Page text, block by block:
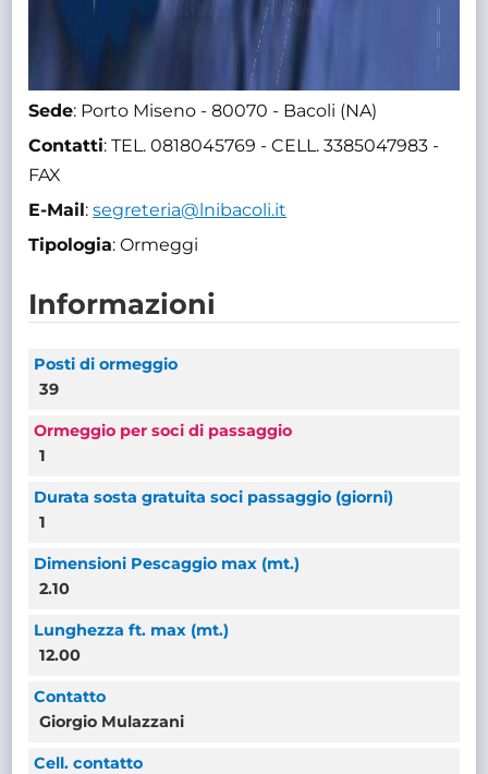
Sede: Porto Miseno - 80070 - Bacoli (NA)
Contatti: TEL. 0818045769 - CELL. 3385047983 -
FAX
E-Mail:segreteria@lnibacoli.it
Tipologia: Ormeggi
Informazioni
Posti di ormeggio
39
Ormeggio per soci di passaggio
1
Durata sosta gratuita soci passaggio (giorni)
1
Dimensioni Pescaggio max (mt.)
2.10
Lunghezza ft. max (mt.)
12.00
Contatto
Giorgio Mulazzani
Cell. contatto